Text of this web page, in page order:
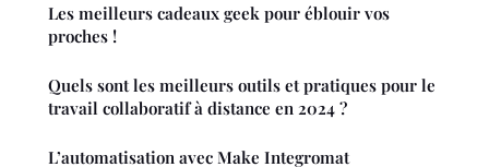
Les meilleurs cadeaux geek pour éblouir vos
proches !
Quels sont les meilleurs outils et pratiques pour le
travail collaboratif à distance en 2024 ?
L’automatisation avec Make Integromat